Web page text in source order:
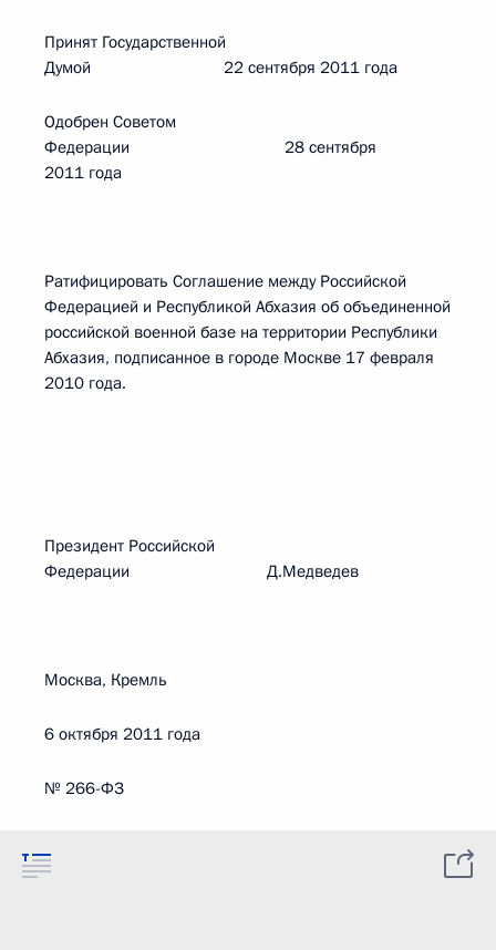
Принят Государственной
Думой 22 сентября 2011 года
Одобрен Советом
Федерации 28 сентября
2011 года
Ратифицировать Соглашение между Российской
Федерацией и Республикой Абхазия об объединенной
российской военной базе на территории Республики
Абхазия, подписанное в городе Москве 17 февраля
2010 года.
Президент Российской
Федерации Д.Медведев
Москва, Кремль
6 октября 2011 года
№ 266-ФЗ